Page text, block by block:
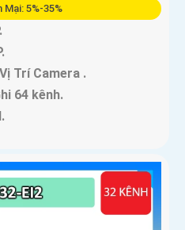
Mại: 5%-35%
Trí Camera .
64 kênh.